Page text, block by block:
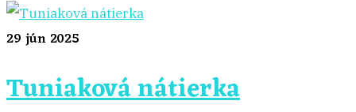
29 jún 2025
Tuniaková nátierka